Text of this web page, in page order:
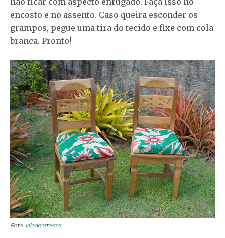
encosto e no assento. Caso queira esconder os
grampos, pegue uma tira do tecido e fixe com cola
branca. Pronto!
Foto: viladoartesao